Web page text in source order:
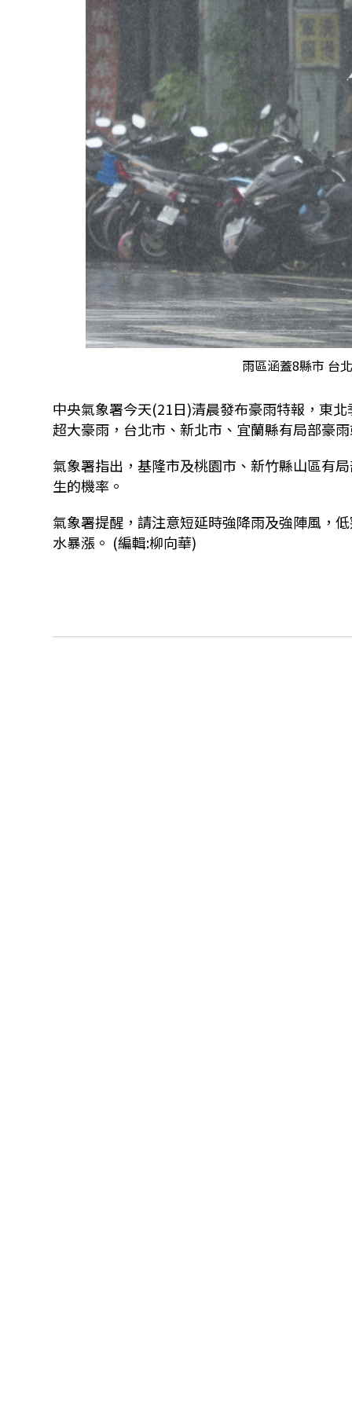
雨區涵蓋8縣市 台
中央氣象署今天(21日)清晨發布豪雨特報，東
超大豪雨，台北市、新北市、宜蘭縣有局部豪
氣象署指出，基隆市及桃園市、新竹縣山區有
生的機率。
氣象署提醒，請注意短延時強降雨及強陣風，
水暴漲。 (編輯:柳向華)